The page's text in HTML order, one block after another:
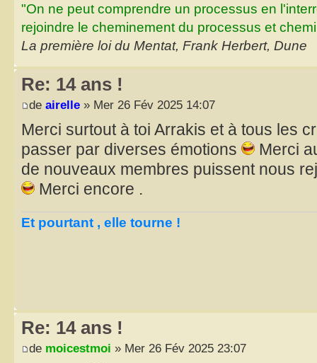
"On ne peut comprendre un processus en
rejoindre le cheminement du processus et
La première loi du Mentat, Frank Herbert, Dune
Re: 14 ans !
de airelle » Mer 26 Fév 2025 14:07
Merci surtout à toi Arrakis et à tous les
passer par diverses émotions
Merci
de nouveaux membres puissent nous
Merci encore .
Et pourtant , elle tourne !
Re: 14 ans !
de moicestmoi » Mer 26 Fév 2025 23:07